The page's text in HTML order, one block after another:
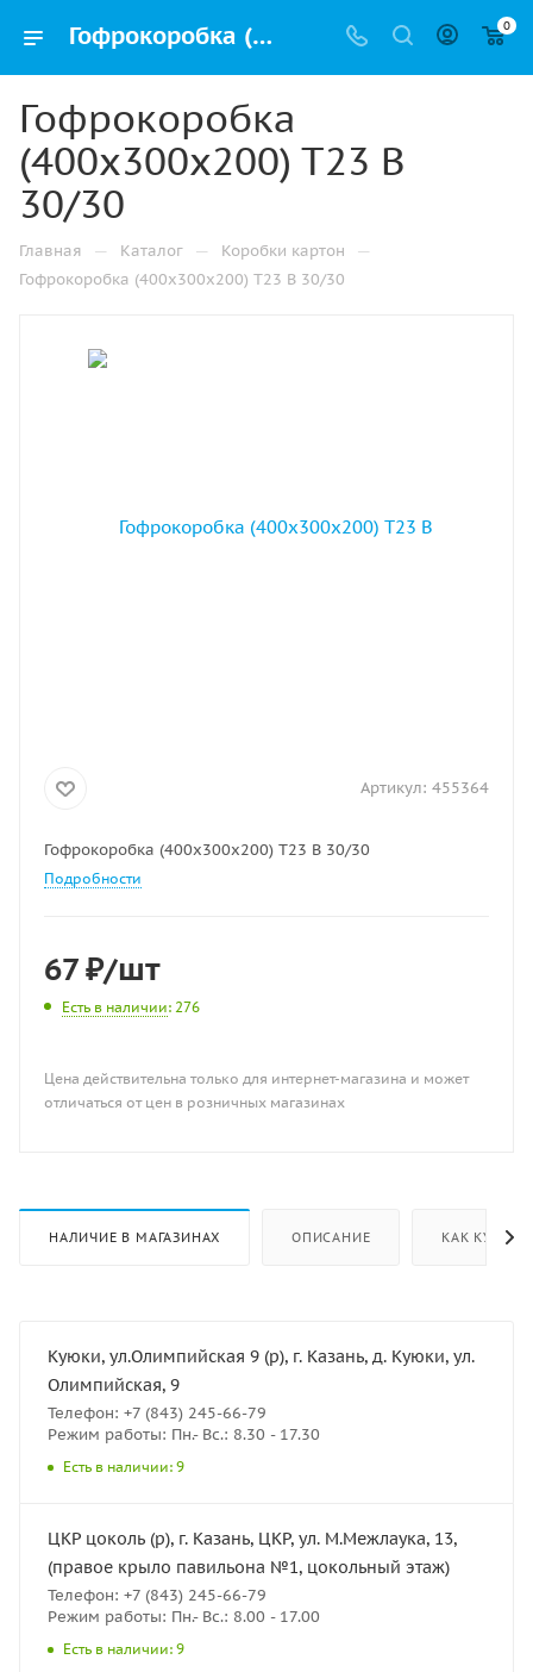
Гофрокоробка (400х300х200) Т23 В 30/30 купить дешево в Казани оптом и в розницу с доставкой 0
Гофрокоробка
(400х300х200) Т23 В
30/30
Главная — Каталог — Коробки картон —
Гофрокоробка (400х300х200) Т23 В 30/30
Артикул: 455364
Гофрокоробка (400х300х200) Т23 В 30/30
Подробности
67₽/шт
Есть в наличии: 276
Цена действительна только для интернет-магазина и может
отличаться от цен в розничных магазинах
НАЛИЧИЕ В МАГАЗИНАХ ОПИСАНИЕ КАК КУПИТЬ
Куюки, ул.Олимпийская 9 (р), г. Казань, д. Куюки, ул.
Олимпийская, 9
Телефон: +7 (843) 245-66-79
Режим работы: Пн.- Вс.: 8.30 - 17.30
Есть в наличии: 9
ЦКР цоколь (р), г. Казань, ЦКР, ул. М.Межлаука, 13,
(правое крыло павильона №1, цокольный этаж)
Телефон: +7 (843) 245-66-79
Режим работы: Пн.- Вс.: 8.00 - 17.00
Есть в наличии: 9